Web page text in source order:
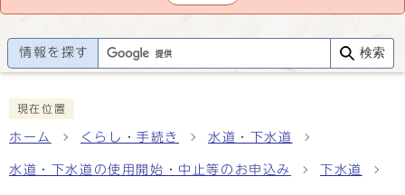
情報を探す 検索
現在位置
ホーム くらし・手続き 水道・下水道
水道・下水道の使用開始・中止等のお申込み 下水道